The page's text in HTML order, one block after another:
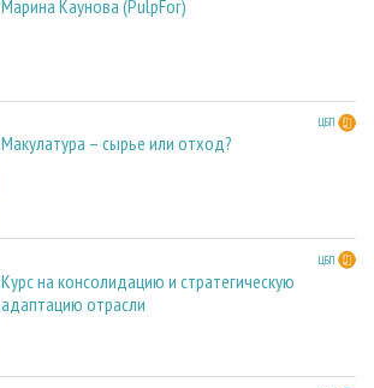
Марина Каунова (PulpFor)
ЦБП
Макулатура – сырье или отход?
ЦБП
Курс на консолидацию и стратегическую
адаптацию отрасли